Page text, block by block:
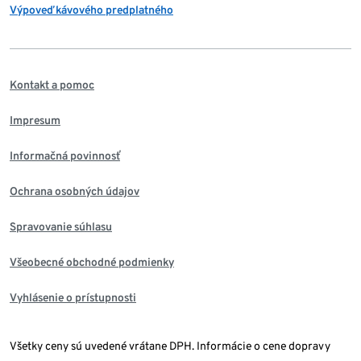
Výpoveď kávového predplatného
Kontakt a pomoc
Impresum
Informačná povinnosť
Ochrana osobných údajov
Spravovanie súhlasu
Všeobecné obchodné podmienky
Vyhlásenie o prístupnosti
Všetky ceny sú uvedené vrátane DPH. Informácie o cene dopravy